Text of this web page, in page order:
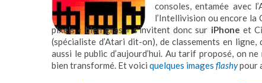
consoles, entamée avec
l’Intellivision ou encore la
pixels « bien gras » s’invitent donc sur iPhoneet
(spécialiste d’Atari dit-on), de classements en
aussi le public d’aujourd’hui. Au tarif proposé, on
bien transformé. Et voici quelques images flashypour